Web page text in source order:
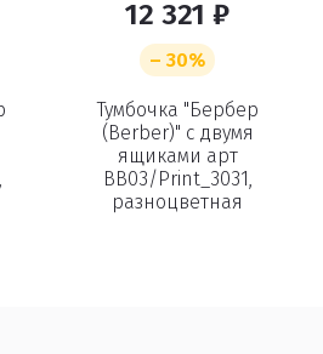
12 321 ₽
– 30%
Тумбочка "Бербер
(Berber)" с двумя
ящиками арт
BB03/Print_3031,
разноцветная